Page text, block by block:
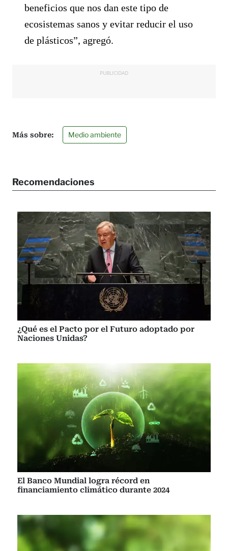
beneficios que nos dan este tipo de
ecosistemas sanos y evitar reducir el uso
de plásticos”, agregó.
PUBLICIDAD
Medio ambiente
Recomendaciones
¿Qué es el Pacto por el Futuro adoptado por
Naciones Unidas?
El Banco Mundial logra récord en
financiamiento climático durante 2024